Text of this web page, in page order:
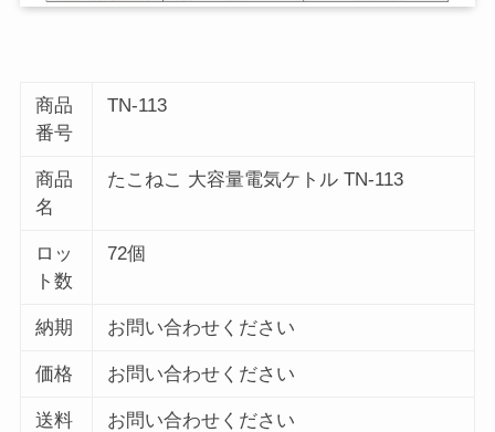
商品
番号
TN-113
商品
名
たこねこ 大容量電気ケトル TN-113
ロッ
ト数
72個
納期 お問い合わせください
価格 お問い合わせください
送料 お問い合わせください